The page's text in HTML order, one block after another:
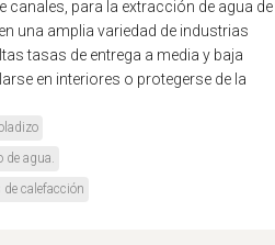
canales, para la extracción de agua de
una amplia variedad de industrias
tasas de entrega a media y baja
en interiores o protegerse de la
de agua.
calefacción